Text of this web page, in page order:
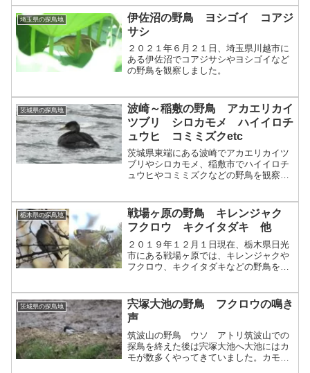
り近くまでやってきました。写真の他に
見られたのはヒガラと、カ...
埼玉県の探鳥地
伊佐沼の野鳥 ヨシゴイ コアジ
サシ
２０２１年６月２１日、埼玉県川越市に
ある伊佐沼でコアジサシやヨシゴイなど
の野鳥を観察しました。
茨城県の探鳥地
波崎～稲敷の野鳥 アカエリカイ
ツブリ シロカモメ ハイイロチ
ュウヒ コミミズクetc
茨城県東端にある波崎でアカエリカイツ
ブリやシロカモメ、稲敷市でハイイロチ
ュウヒやコミミズクなどの野鳥を観察し
栃木県の探鳥地
戦場ヶ原の野鳥 キレンジャク
フクロウ キクイタダキ 他
２０１９年１２月１日現在、栃木県日光
市にある戦場ヶ原では、キレンジャクや
フクロウ、キクイタダキなどの野鳥を観
茨城県の探鳥地
宍塚大池の野鳥 フクロウの鳴き
声
筑波山の野鳥 ウソ アトリ筑波山での
探鳥を終えた後は宍塚大池へ大池にはカ
モが数多くやってきていました。カモの